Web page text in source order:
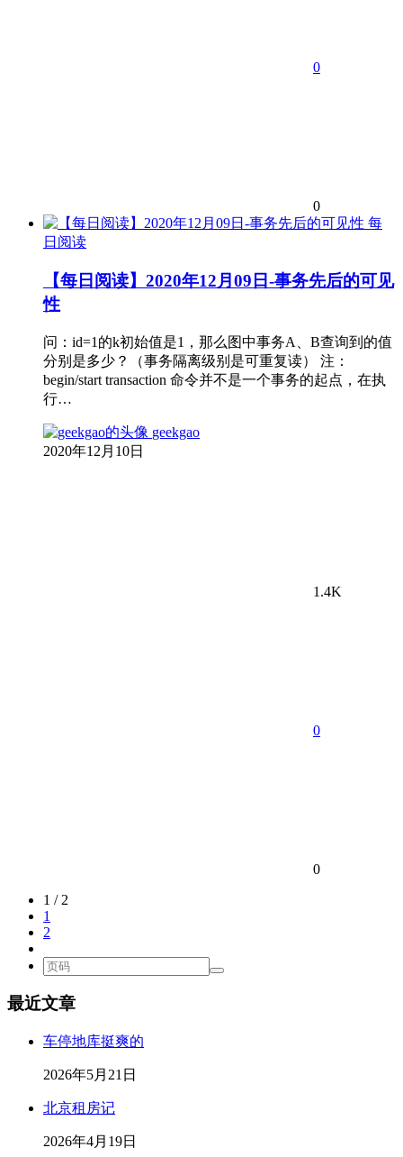
0
0
每
日阅读
【每日阅读】2020年12月09日-事务先后的可见
性
问：id=1的k初始值是1，那么图中事务A、B查询到的值
分别是多少？（事务隔离级别是可重复读） 注：
begin/start transaction 命令并不是一个事务的起点，在执
行…
geekgao
2020年12月10日
1.4K
0
0
1 / 2
1
2
最近文章
车停地库挺爽的
2026年5月21日
北京租房记
2026年4月19日